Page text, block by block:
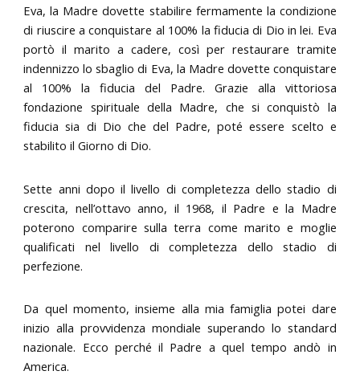
Eva, la Madre dovette stabilire fermamente la condizione
di riuscire a conquistare al 100% la fiducia di Dio in lei. Eva
portò il marito a cadere, così per restaurare tramite
indennizzo lo sbaglio di Eva, la Madre dovette conquistare
al 100% la fiducia del Padre. Grazie alla vittoriosa
fondazione spirituale della Madre, che si conquistò la
fiducia sia di Dio che del Padre, poté essere scelto e
stabilito il Giorno di Dio.
Sette anni dopo il livello di completezza dello stadio di
crescita, nell’ottavo anno, il 1968, il Padre e la Madre
poterono comparire sulla terra come marito e moglie
qualificati nel livello di completezza dello stadio di
perfezione.
Da quel momento, insieme alla mia famiglia potei dare
inizio alla provvidenza mondiale superando lo standard
nazionale. Ecco perché il Padre a quel tempo andò in
America.